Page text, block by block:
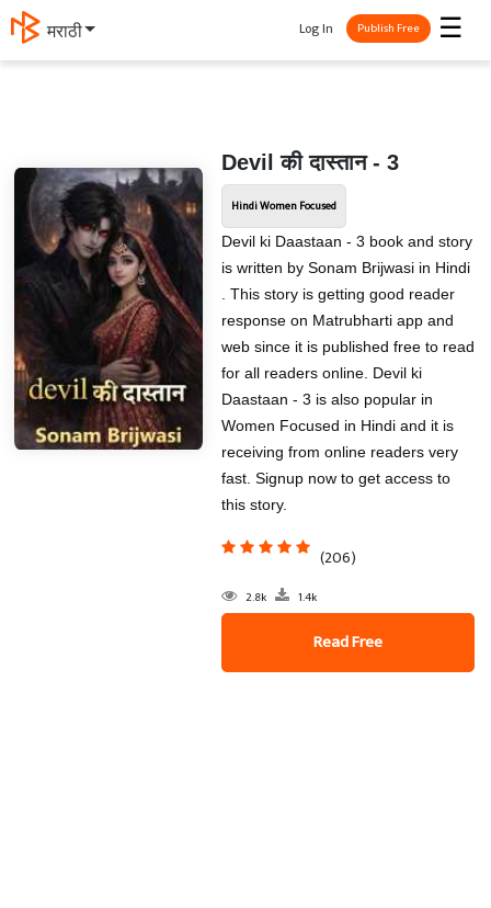
मराठी ☰
Log In Publish Free
Devil की दास्तान - 3
Hindi Women Focused
Devil ki Daastaan - 3 book and story
is written by Sonam Brijwasi in Hindi
. This story is getting good reader
response on Matrubharti app and
web since it is published free to read
for all readers online. Devil ki
Daastaan - 3 is also popular in
Women Focused in Hindi and it is
receiving from online readers very
fast. Signup now to get access to
this story.
(206)
2.8k 1.4k
Read Free